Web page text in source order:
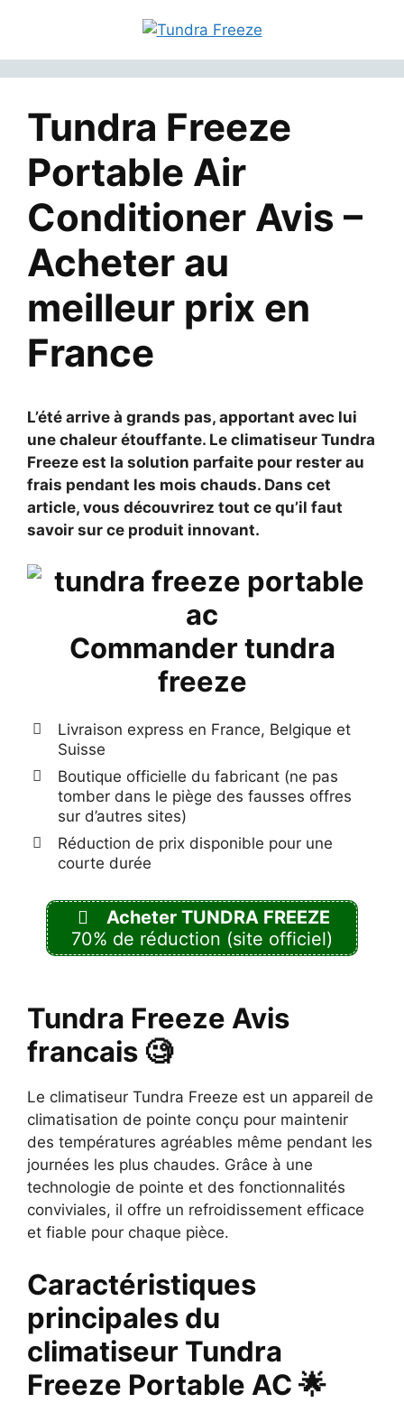
contenu
Tundra Freeze
Portable Air
Conditioner Avis –
Acheter au
meilleur prix en
France
L’été arrive à grands pas, apportant avec lui
une chaleur étouffante. Le climatiseur Tundra
Freeze est la solution parfaite pour rester au
frais pendant les mois chauds. Dans cet
article, vous découvrirez tout ce qu’il faut
savoir sur ce produit innovant.
Commander tundra
freeze
Livraison express en France, Belgique et
Suisse
Boutique officielle du fabricant (ne pas
tomber dans le piège des fausses offres
sur d’autres sites)
Réduction de prix disponible pour une
courte durée
Acheter TUNDRA FREEZE
70% de réduction (site officiel)
Tundra Freeze Avis
francais 🧐
Le climatiseur Tundra Freeze est un appareil de
climatisation de pointe conçu pour maintenir
des températures agréables même pendant les
journées les plus chaudes. Grâce à une
technologie de pointe et des fonctionnalités
conviviales, il offre un refroidissement efficace
et fiable pour chaque pièce.
Caractéristiques
principales du
climatiseur Tundra
Freeze Portable AC 🌟